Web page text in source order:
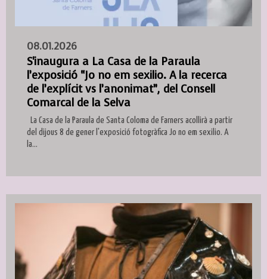
08.01.2026
S'inaugura a La Casa de la Paraula
l’exposició “Jo no em sexilio. A la recerca
de l’explícit vs l’anonimat”, del Consell
Comarcal de la Selva
La Casa de la Paraula de Santa Coloma de Farners acollirà a partir
del dijous 8 de gener l'exposició fotogràfica Jo no em sexilio. A
la...